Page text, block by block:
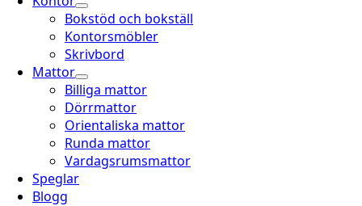
Bokstöd och bokställ
Kontorsmöbler
Skrivbord
Mattor
Billiga mattor
Dörrmattor
Orientaliska mattor
Runda mattor
Vardagsrumsmattor
Speglar
Blogg